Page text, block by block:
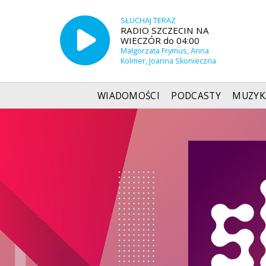
SŁUCHAJ TERAZ
RADIO SZCZECIN NA
WIECZÓR do 04:00
Małgorzata Frymus, Anna
Kolmer, Joanna Skonieczna
WIADOMOŚCI PODCASTY